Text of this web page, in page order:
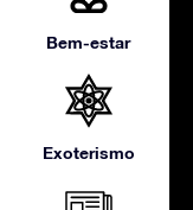
Bem-estar
Exoterismo